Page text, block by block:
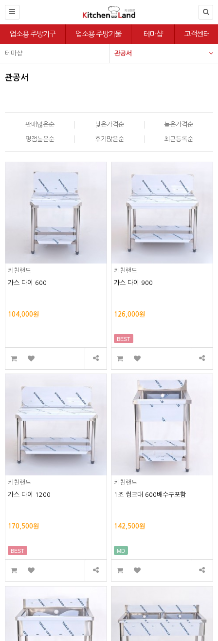
업소용 주방기구 업소용 주방기물 테마샵 고객센터
테마샵 관공서
관공서
판매많은순 낮은가격순 높은가격순
평점높은순 후기많은순 최근등록순
키친랜드
가스 다이 600
104,000원
키친랜드
가스 다이 900
126,000원
BEST
키친랜드
가스 다이 1200
170,500원
BEST
키친랜드
1조 씽크대 600배수구포함
142,500원
MD